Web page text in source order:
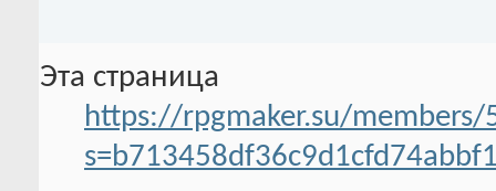
Эта страница
https://rpgmaker.su/